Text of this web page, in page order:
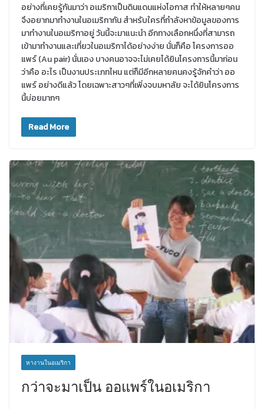
อย่างที่เคยรู้กันมาว่า อเมริกาเป็นดินแดนแห่งโอกาส ทำให้หลายๆคน
จึงอยากมาทำงานในอเมริกากัน สำหรับใครที่กำลังหาข้อมูลของการ
มาทำงานในอเมริกาอยู่ วันนี้จะมาแนะนำ อีกทางเลือกหนึ่งที่สามารถ
เข้ามาทำงานและเที่ยวในอเมริกาได้อย่างง่าย นั่นก็คือ โครงการออ
แพร์ (Au pair) นั่นเอง บางคนอาจจะไม่เคยได้ยินโครงการนี้มาก่อน
ว่าคือ อะไร เป็นงานประเภทไหน แต่ก็มีอีกหลายคนคงรู้จักคำว่า ออ
แพร์ อย่างดีแล้ว โดยเฉพาะสาวๆที่เพิ่งจบมหาลัย จะได้ยินโครงการ
นี้บ่อยมากๆ
Read More
หางานในอเมริกา
กว่าจะมาเป็น ออแพร์ในอเมริกา